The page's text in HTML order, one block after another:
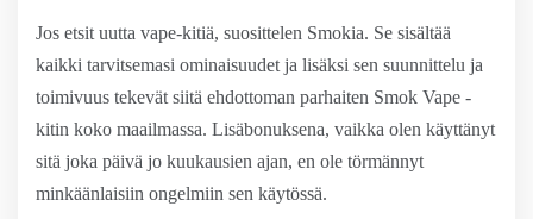
Jos etsit uutta vape-kitiä, suosittelen Smokia. Se sisältää
kaikki tarvitsemasi ominaisuudet ja lisäksi sen suunnittelu ja
toimivuus tekevät siitä ehdottoman parhaiten Smok Vape -
kitin koko maailmassa. Lisäbonuksena, vaikka olen käyttänyt
sitä joka päivä jo kuukausien ajan, en ole törmännyt
minkäänlaisiin ongelmiin sen käytössä.